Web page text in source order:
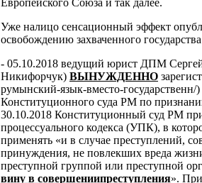
Европейского Союза и так далее.
Уже налицо сенсационный эффект
освобождению захваченного
- 05.10.2018 ведущий юрист ДПМ
Никифорчук) ВЫНУЖДЕННО
румынский-язык-вместо-
Конституционного суда РМ по
30.10.2018 Конституционный суд РМ
процессуального кодекса (УПК), в
применять «и в случае преступлений,
принуждения, не повлекших вреда
преступной группой или преступной
вину в совершениипреступления».